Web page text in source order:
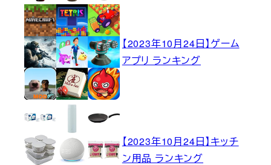
【2023年10月24日】ゲーム
アプリ ランキング
【2023年10月24日】キッチ
ン用品 ランキング